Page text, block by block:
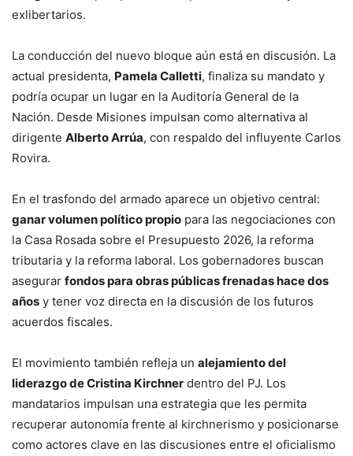
exlibertarios.
La conducción del nuevo bloque aún está en discusión. La
actual presidenta, Pamela Calletti, finaliza su mandato y
podría ocupar un lugar en la Auditoría General de la
Nación. Desde Misiones impulsan como alternativa al
dirigente Alberto Arrúa, con respaldo del influyente Carlos
Rovira.
En el trasfondo del armado aparece un objetivo central:
ganar volumen político propio para las negociaciones con
la Casa Rosada sobre el Presupuesto 2026, la reforma
tributaria y la reforma laboral. Los gobernadores buscan
asegurar fondos para obras públicas frenadas hace dos
años y tener voz directa en la discusión de los futuros
acuerdos fiscales.
El movimiento también refleja un alejamiento del
liderazgo de Cristina Kirchner dentro del PJ. Los
mandatarios impulsan una estrategia que les permita
recuperar autonomía frente al kirchnerismo y posicionarse
como actores clave en las discusiones entre el oficialismo